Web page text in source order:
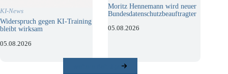
KI-News
Widerspruch gegen KI-Training
bleibt wirksam
05.08.2026
Moritz Hennemann wird neuer
Bundesdatenschutzbeauftragter
05.08.2026